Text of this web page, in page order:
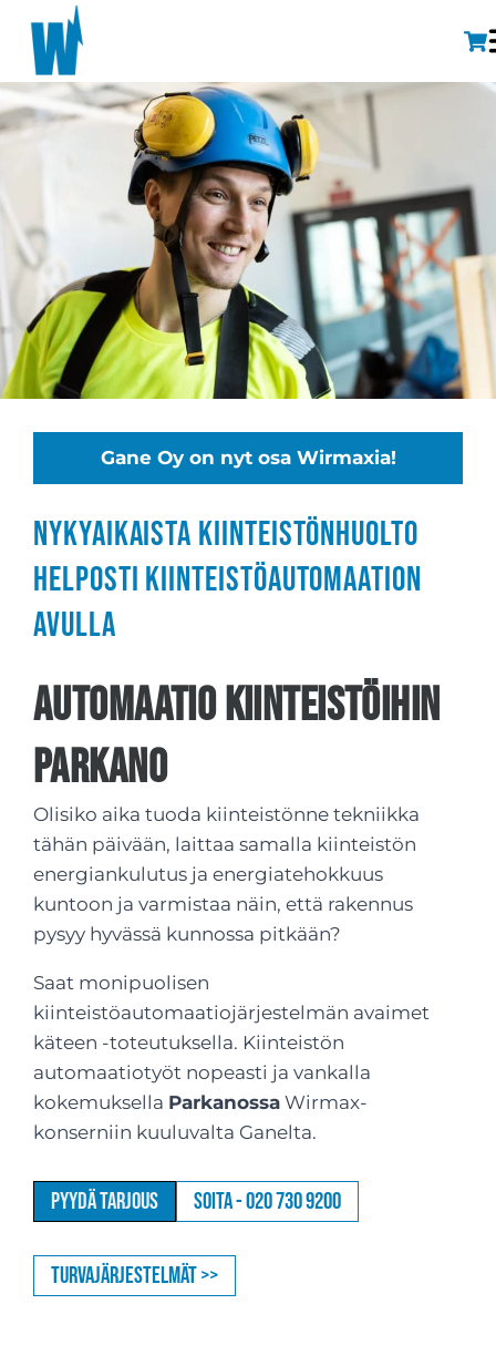
Gane Oy on nyt osa Wirmaxia!
Nykyaikaista kiinteistönhuolto
helposti kiinteistöautomaation
avulla
Automaatio kiinteistöihin
Parkano
Olisiko aika tuoda kiinteistönne tekniikka
tähän päivään, laittaa samalla kiinteistön
energiankulutus ja energiatehokkuus
kuntoon ja varmistaa näin, että rakennus
pysyy hyvässä kunnossa pitkään?
Saat monipuolisen
kiinteistöautomaatiojärjestelmän avaimet
käteen -toteutuksella. Kiinteistön
automaatiotyöt nopeasti ja vankalla
kokemuksella Parkanossa Wirmax-
konserniin kuuluvalta Ganelta.
Pyydä tarjous Soita - 020 730 9200
Turvajärjestelmät >>